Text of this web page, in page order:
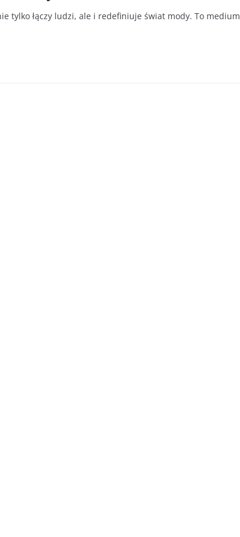
tylko łączy ludzi, ale i redefiniuje świat mody. To medium